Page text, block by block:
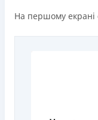
На першому екрані